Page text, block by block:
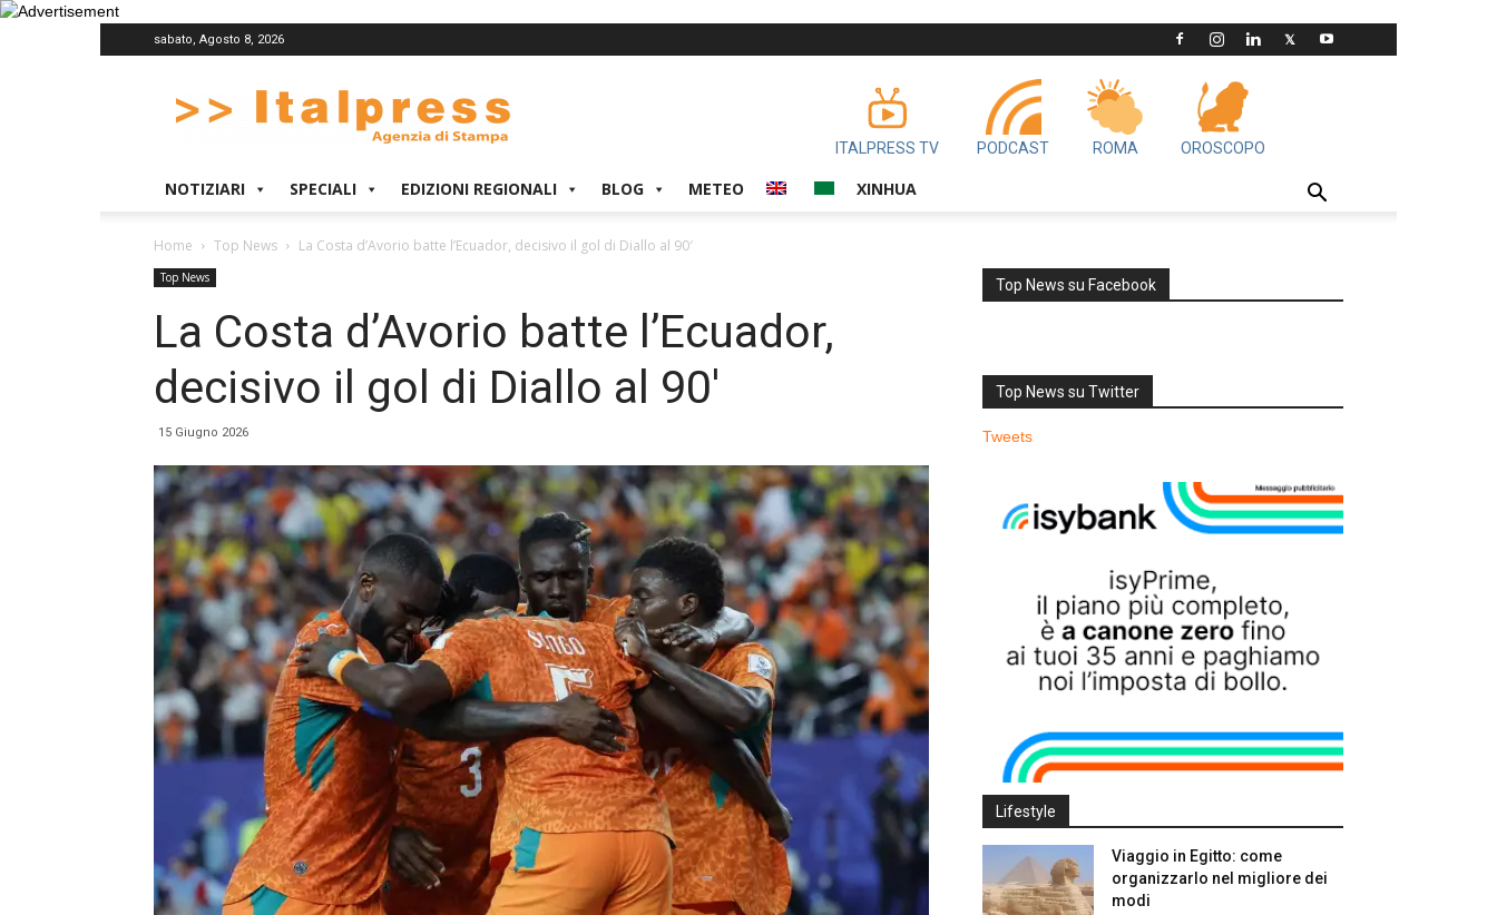
sabato, Agosto 8, 2026
ITALPRESS TV PODCAST ROMA OROSCOPO
NOTIZIARI SPECIALI EDIZIONI REGIONALI BLOG METEO XINHUA
Home Top News La Costa d’Avorio batte l’Ecuador, decisivo il gol di Diallo al 90′
Top News
La Costa d’Avorio batte l’Ecuador,
decisivo il gol di Diallo al 90′
15 Giugno 2026
Top News su Facebook
Top News su Twitter
Tweets
Lifestyle
Viaggio in Egitto: come
organizzarlo nel migliore dei
modi